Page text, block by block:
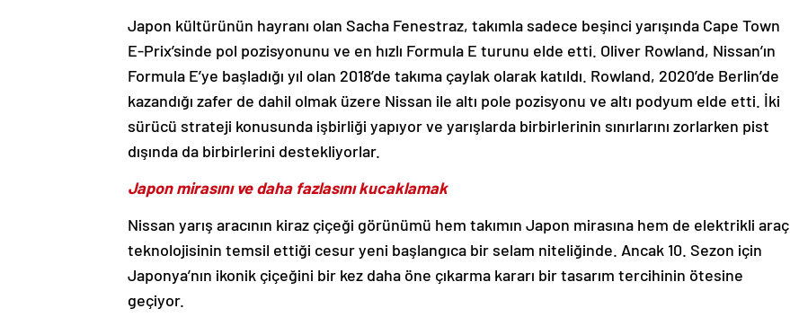
Japon kültürünün hayranı olan Sacha Fenestraz, takımla sadece beşinci yarışında Cape Town
E-Prix’sinde pol pozisyonunu ve en hızlı Formula E turunu elde etti. Oliver Rowland, Nissan’ın
Formula E’ye başladığı yıl olan 2018’de takıma çaylak olarak katıldı. Rowland, 2020’de Berlin’de
kazandığı zafer de dahil olmak üzere Nissan ile altı pole pozisyonu ve altı podyum elde etti. İki
sürücü strateji konusunda işbirliği yapıyor ve yarışlarda birbirlerinin sınırlarını zorlarken pist
dışında da birbirlerini destekliyorlar.
Japon mirasını ve daha fazlasını kucaklamak
Nissan yarış aracının kiraz çiçeği görünümü hem takımın Japon mirasına hem de elektrikli araç
teknolojisinin temsil ettiği cesur yeni başlangıca bir selam niteliğinde. Ancak 10. Sezon için
Japonya’nın ikonik çiçeğini bir kez daha öne çıkarma kararı bir tasarım tercihinin ötesine
geçiyor.